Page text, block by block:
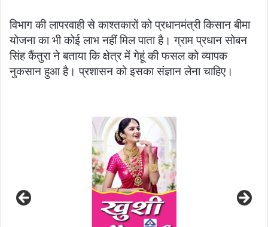
विभाग की लापरवाही से काश्तकारों को प्रधानमंत्री किसान बीमा
योजना का भी कोई लाभ नहीं मिल पाता है। ग्राम प्रधान सोबन
सिंह कैंतुरा ने बताया कि क्षेत्र में गेहूं की फसल को व्यापक
नुकसान हुआ है। प्रशासन को इसका संज्ञान लेना चाहिए।